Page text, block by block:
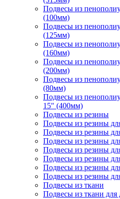
Подвесы из
(100мм)
Подвесы из
(125мм)
Подвесы из
(160мм)
Подвесы из
(200мм)
Подвесы из
(80мм)
Подвесы из
15" (400мм)
Подвесы из резины
Подвесы из резины
Подвесы из резины
Подвесы из резины
Подвесы из резины
Подвесы из резины
Подвесы из резины
Подвесы из резины
Подвесы из ткани
Подвесы из ткани